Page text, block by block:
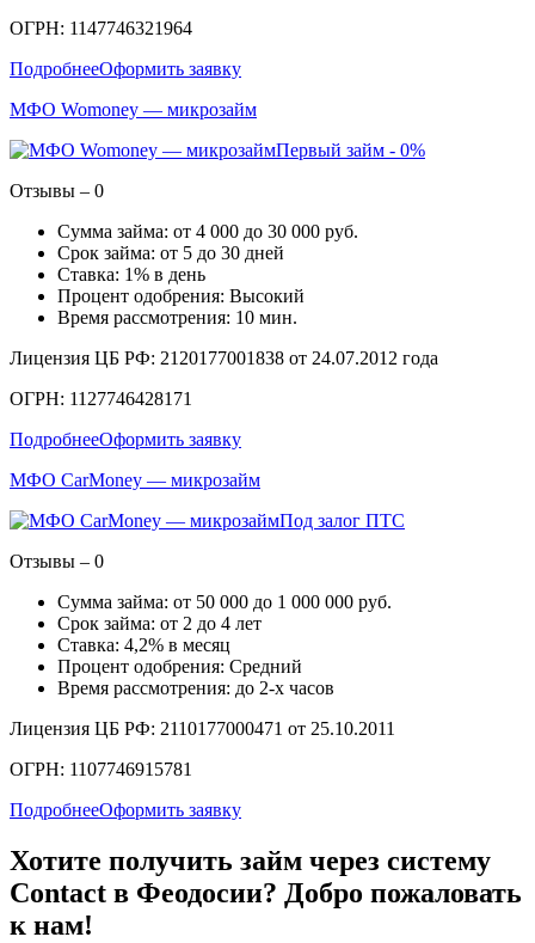
ОГРН: 1147746321964
ПодробнееОформить заявку
МФО Womoney — микрозайм
Первый займ - 0%
Отзывы – 0
Сумма займа: от 4 000 до 30 000 руб.
Срок займа: от 5 до 30 дней
Ставка: 1% в день
Процент одобрения: Высокий
Время рассмотрения: 10 мин.
Лицензия ЦБ РФ: 2120177001838 от 24.07.2012 года
ОГРН: 1127746428171
ПодробнееОформить заявку
МФО CarMoney — микрозайм
Под залог ПТС
Отзывы – 0
Сумма займа: от 50 000 до 1 000 000 руб.
Срок займа: от 2 до 4 лет
Ставка: 4,2% в месяц
Процент одобрения: Средний
Время рассмотрения: до 2-х часов
Лицензия ЦБ РФ: 2110177000471 от 25.10.2011
ОГРН: 1107746915781
ПодробнееОформить заявку
Хотите получить займ через систему
Contact в Феодосии? Добро пожаловать
к нам!